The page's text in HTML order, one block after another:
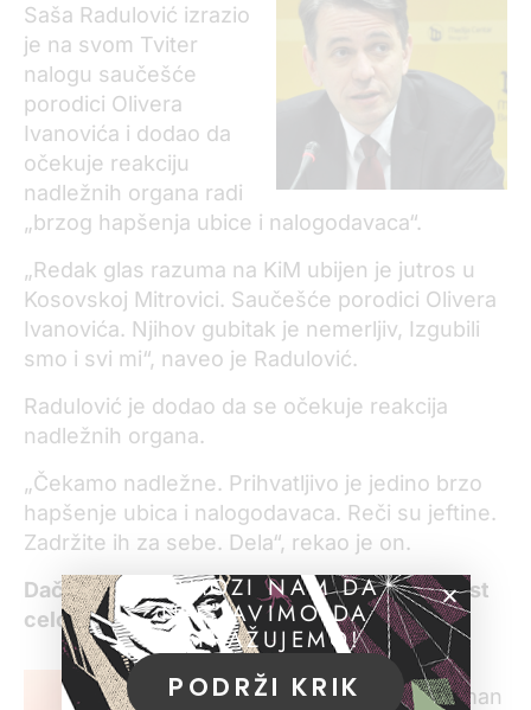
Saša Radulović izrazio
je na svom Tviter
nalogu saučešće
porodici Olivera
Ivanovića i dodao da
očekuje reakciju
nadležnih organa radi
„brzog hapšenja ubice i nalogodavaca“.
„Redak glas razuma na KiM ubijen je jutros u
Kosovskoj Mitrovici. Saučešće porodici Olivera
Ivanovića. Njihov gubitak je nemerljiv, Izgubili
smo i svi mi“, naveo je Radulović.
Radulović je dodao da se očekuje reakcija
nadležnih organa.
„Čekamo nadležne. Prihvatljivo je jedino brzo
hapšenje ubica i nalogodavaca. Reči su jeftine.
Zadržite ih za sebe. Dela“, rekao je on.
Dačić: Ubistvo Ivanovića ugrožava stabilnost
celog regiona
Ubistvo Olivera
Ivanovića je bezuman
POMOZI NAM DA
NASTAVIMO DA
ISTRAŽUJEMO!
PODRŽI KRIK